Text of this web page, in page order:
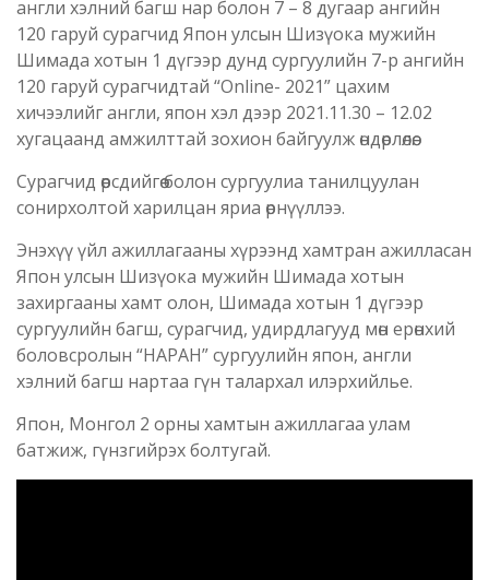
англи хэлний багш нар болон 7 – 8 дугаар ангийн
120 гаруй сурагчид Япон улсын Шизүока мужийн
Шимада хотын 1 дүгээр дунд сургуулийн 7-р ангийн
120 гаруй сурагчидтай “Online- 2021” цахим
хичээлийг англи, япон хэл дээр 2021.11.30 – 12.02
хугацаанд амжилттай зохион байгуулж өндөрлөлөө.
Сурагчид өөрсдийгөө болон сургуулиа танилцуулан
сонирхолтой харилцан яриа өрнүүллээ.
Энэхүү үйл ажиллагааны хүрээнд хамтран ажилласан
Япон улсын Шизүока мужийн Шимада хотын
захиргааны хамт олон, Шимада хотын 1 дүгээр
сургуулийн багш, сурагчид, удирдлагууд мөн ерөнхий
боловсролын “НАРАН” сургуулийн япон, англи
хэлний багш нартаа гүн талархал илэрхийлье.
Япон, Монгол 2 орны хамтын ажиллагаа улам
батжиж, гүнзгийрэх болтугай.